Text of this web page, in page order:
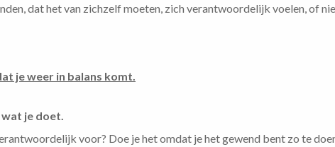
dat het van zichzelf moeten, zich verantwoordelijk voelen, of
je weer in balans komt.
je doet.
voor? Doe je het omdat je het gewend bent zo te